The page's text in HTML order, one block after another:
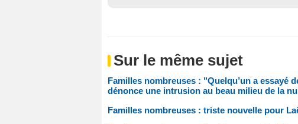
Sur le même sujet
Familles nombreuses : "Quelqu’un a essayé
dénonce une intrusion au beau milieu de la
Familles nombreuses : triste nouvelle pour